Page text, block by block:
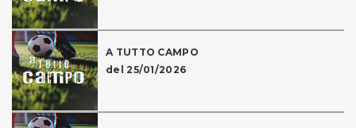
A TUTTO CAMPO
del 25/01/2026